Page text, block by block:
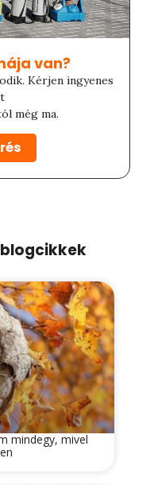
van?​
Kérjen ingyenes
még ma.
mindegy, mivel